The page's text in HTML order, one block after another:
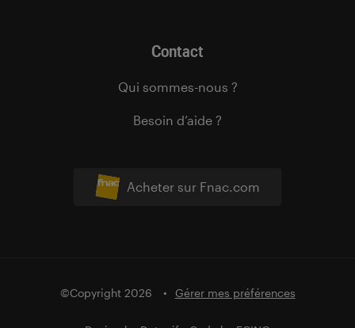
Acheter sur Fnac.com
Contact
Qui sommes-nous ?
Besoin d’aide ?
©Copyright 2026 Gérer mes préférences